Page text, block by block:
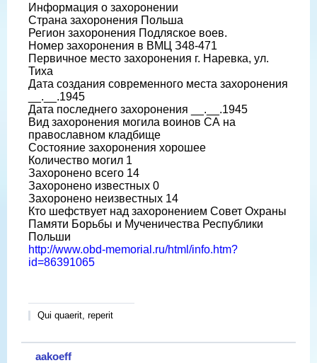
Информация о захоронении
Страна захоронения Польша
Регион захоронения Подляское воев.
Номер захоронения в ВМЦ З48-471
Первичное место захоронения г. Наревка, ул.
Тиха
Дата создания современного места захоронения
__.__.1945
Дата последнего захоронения __.__.1945
Вид захоронения могила воинов СА на
православном кладбище
Состояние захоронения хорошее
Количество могил 1
Захоронено всего 14
Захоронено известных 0
Захоронено неизвестных 14
Кто шефствует над захоронением Совет Охраны
Памяти Борьбы и Мученичества Республики
Польши
http://www.obd-memorial.ru/html/info.htm?
id=86391065
Qui quaerit, reperit
aakoeff